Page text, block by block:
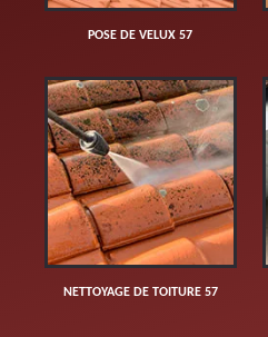
POSE DE VELUX 57
NETTOYAGE DE TOITURE 57